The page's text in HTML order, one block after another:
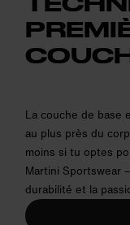
La couche de base
au plus près du
moins si tu optes
Martini Sportswear
durabilité et la